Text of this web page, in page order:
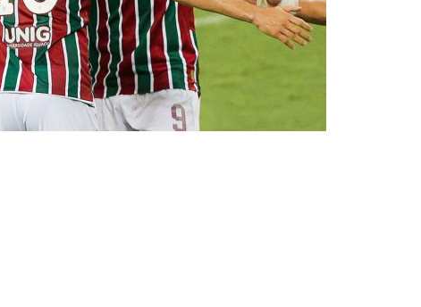
torcedores do Fluminense detonam diretoria e pedem
vira grande preocupação no Fluminense; saiba a situação do